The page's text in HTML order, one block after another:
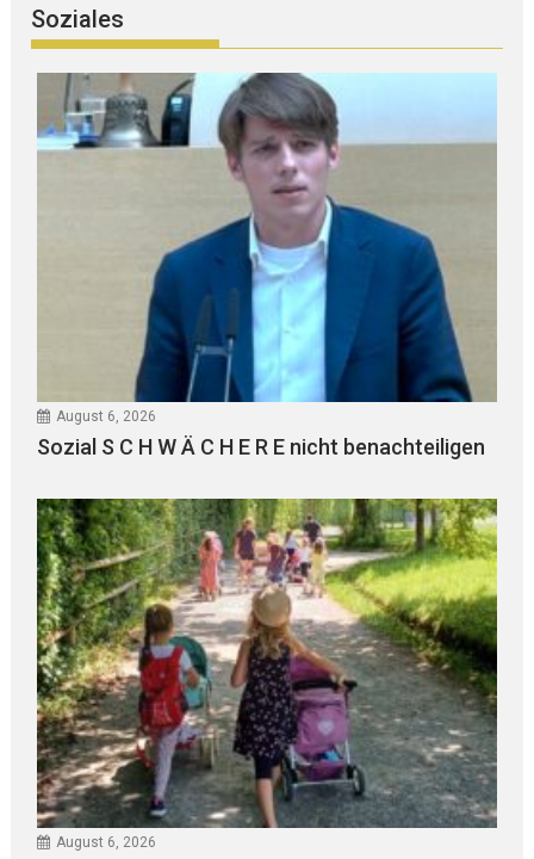
Soziales
August 6, 2026
Sozial S C H W Ä C H E R E nicht benachteiligen
August 6, 2026